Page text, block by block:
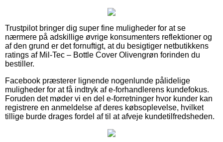
Trustpilot bringer dig super fine muligheder for at se
nærmere på adskillige øvrige konsumenters reflektioner og
af den grund er det fornuftigt, at du besigtiger netbutikkens
ratings af Mil-Tec – Bottle Cover Olivengrøn forinden du
bestiller.
Facebook præsterer lignende nogenlunde pålidelige
muligheder for at få indtryk af e-forhandlerens kundefokus.
Foruden det møder vi en del e-forretninger hvor kunder kan
registrere en anmeldelse af deres købsoplevelse, hvilket
tillige burde drages fordel af til at afveje kundetilfredsheden.